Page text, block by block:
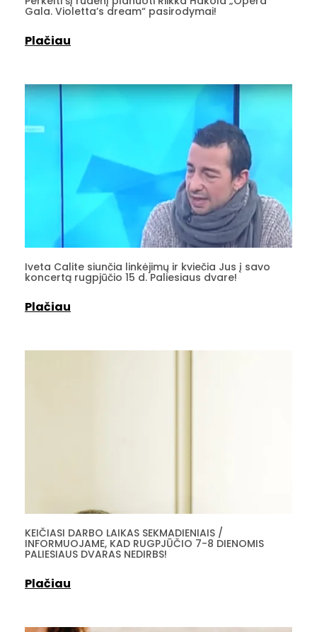
Gala. Violetta’s dream“ pasirodymai!
Plačiau
Iveta Calite siunčia linkėjimų ir kviečia Jus į savo
koncertą rugpjūčio 15 d. Paliesiaus dvare!
Plačiau
KEIČIASI DARBO LAIKAS SEKMADIENIAIS /
INFORMUOJAME, KAD RUGPJŪČIO 7-8 DIENOMIS
PALIESIAUS DVARAS NEDIRBS!
Plačiau